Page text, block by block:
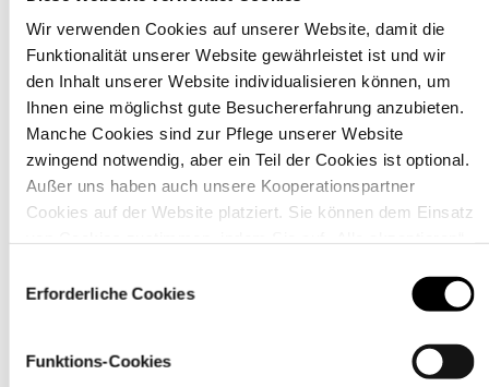
Wir verwenden Cookies auf unserer Website, damit die
Funktionalität unserer Website gewährleistet ist und wir
den Inhalt unserer Website individualisieren können, um
Ihnen eine möglichst gute Besuchererfahrung anzubieten.
Manche Cookies sind zur Pflege unserer Website
zwingend notwendig, aber ein Teil der Cookies ist optional.
Außer uns haben auch unsere Kooperationspartner
Cookies auf der Website platziert. Sie können dem Einsatz
über den Link „Cookie-Einstellungen
Erforderliche Cookies
Funktions-Cookies
Material